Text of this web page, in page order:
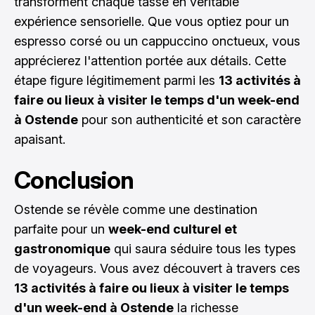
expérience sensorielle. Que vous optiez pour un
espresso corsé ou un cappuccino onctueux, vous
apprécierez l'attention portée aux détails. Cette
étape figure légitimement parmi les 13 activités à
faire ou lieux à visiter le temps d'un week-end
à Ostende pour son authenticité et son caractère
apaisant.
Conclusion
Ostende se révèle comme une destination
parfaite pour un week-end culturel et
gastronomique qui saura séduire tous les types
de voyageurs. Vous avez découvert à travers ces
13 activités à faire ou lieux à visiter le temps
d'un week-end à Ostende la richesse